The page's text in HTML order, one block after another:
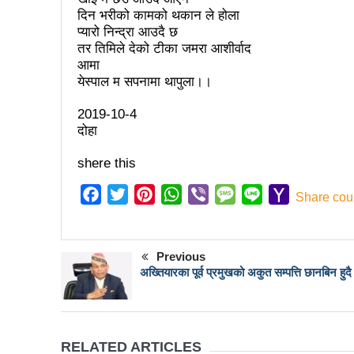
बोगटीको स्मृतिमा रक्तदान कार्यक्रम
संविधानको रक्षा र
वृत्तचित्र फिल्म ‘गर्ल्स रिराइटिङ
नेपालको आर्थिक सामाजिक
China’s commitment to
सौर्य एयर दुर्घटनाः ४ जनाको
सौर्य एयरको जहाज दुर्घटनाः २
नेपाल-चीन व्यापारले रसुवाको
दिन भरीको कामको थकान ले होला
प्यारो निन्द्रा आउदै छ
तर तिमिले देको टीका जमरा आशीर्वाद
आमा
येस्पाल म सपनामा थापुला।।
2019-10-4
दोहा
shere this
Facebook
TwitterPinterestWhatsApp
Viber Message
Line
Yahoo
Share
Previous
अख्तियारका पूर्व प्रमुखको अकुत सम्पत्ति छानबिन हुदै
RELATED ARTICLES